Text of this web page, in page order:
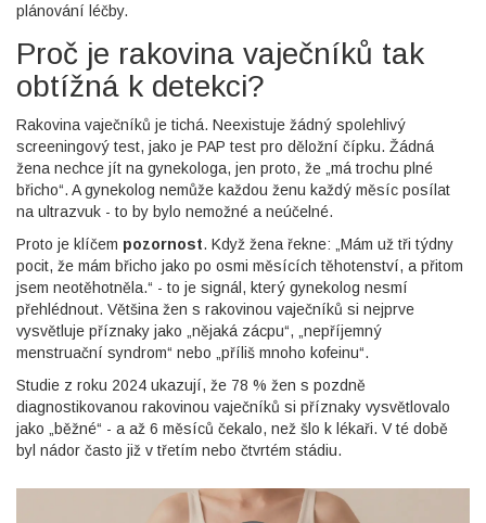
plánování léčby.
Proč je rakovina vaječníků tak
obtížná k detekci?
Rakovina vaječníků je tichá. Neexistuje žádný spolehlivý
screeningový test, jako je PAP test pro děložní čípku. Žádná
žena nechce jít na gynekologa, jen proto, že „má trochu plné
břicho“. A gynekolog nemůže každou ženu každý měsíc posílat
na ultrazvuk - to by bylo nemožné a neúčelné.
Proto je klíčem pozornost. Když žena řekne: „Mám už tři týdny
pocit, že mám břicho jako po osmi měsících těhotenství, a přitom
jsem neotěhotněla.“ - to je signál, který gynekolog nesmí
přehlédnout. Většina žen s rakovinou vaječníků si nejprve
vysvětluje příznaky jako „nějaká zácpu“, „nepříjemný
menstruační syndrom“ nebo „příliš mnoho kofeinu“.
Studie z roku 2024 ukazují, že 78 % žen s pozdně
diagnostikovanou rakovinou vaječníků si příznaky vysvětlovalo
jako „běžné“ - a až 6 měsíců čekalo, než šlo k lékaři. V té době
byl nádor často již v třetím nebo čtvrtém stádiu.